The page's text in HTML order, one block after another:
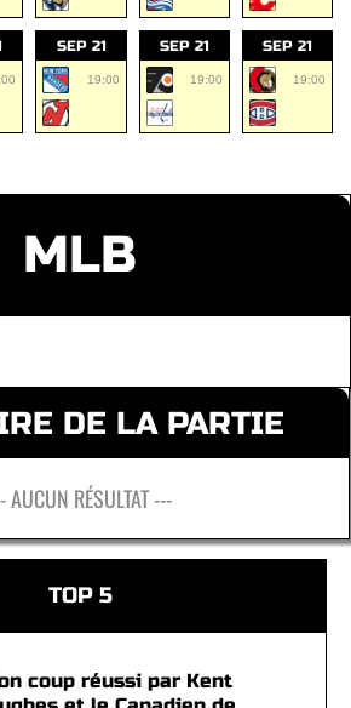
SEP 21
19:00
SEP 21
19:00
SEP 21
19:00
MLB
DE LA PARTIE
AUCUN RÉSULTAT ---
TOP 5
coup réussi par Kent